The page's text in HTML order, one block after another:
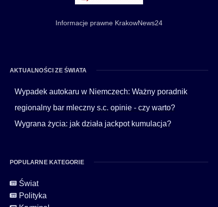
Informacje prawne KrakowNews24
AKTUALNOŚCI ZE ŚWIATA
Wypadek autokaru w Niemczech: Ważny poradnik
regionalny bar mleczny s.c. opinie - czy warto?
Wygrana życia: jak działa jackpot kumulacja?
POPULARNE KATEGORIE
Świat
Polityka